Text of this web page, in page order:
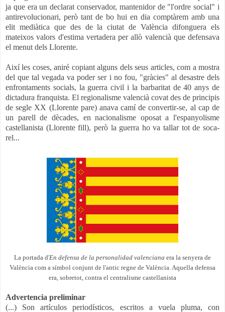
ja que era un declarat conservador, mantenidor de "l'ordre social" i
antirevolucionari, però tant de bo hui en dia comptàrem amb una
elit mediàtica que des de la ciutat de València difonguera els
mateixos valors d'estima vertadera per allò valencià que defensava
el menut dels Llorente.
Així les coses, aniré copiant alguns dels seus articles, com a mostra
del que tal vegada va poder ser i no fou, "gràcies" al desastre dels
enfrontaments socials, la guerra civil i la barbaritat de 40 anys de
dictadura franquista. El regionalisme valencià covat des de principis
de segle XX (Llorente pare) anava camíde convertir-se, al cap de
un parell de dècades, en nacionalisme oposat a l'espanyolisme
castellanista (Llorente fill), però la guerra ho va tallar tot de soca-
rel...
La portada d'En defensa de la personalidad valenciana era la senyera de
València com a símbol conjunt de l'antic regne de València. Aquella defensa
era, sobretot, contra el centralisme castellanista
Advertencia preliminar
(...) Son artículos periodísticos, escritos a vuela pluma, con